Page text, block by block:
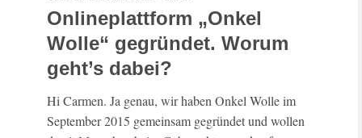
Onlineplattform „Onkel
Wolle“ gegründet. Worum
geht’s dabei?
Hi Carmen. Ja genau, wir haben Onkel Wolle im
September 2015 gemeinsam gegründet und wollen